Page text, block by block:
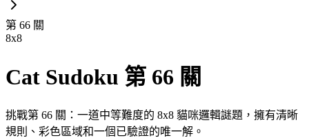
第 66 關
8x8
Cat Sudoku 第 66 關
挑戰第 66 關：一道中等難度的 8x8 貓咪邏輯謎題，擁有清晰
規則、彩色區域和一個已驗證的唯一解。